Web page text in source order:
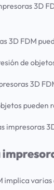
3D
3D FDM
de
3D
pueden
impresoras
implica